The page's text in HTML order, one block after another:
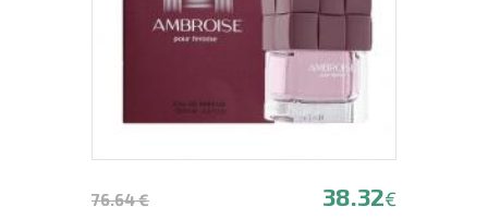
76.64 € 38.32€